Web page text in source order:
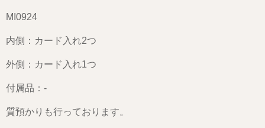
MI0924
内側：カード入れ2つ
外側：カード入れ1つ
付属品：-
質預かりも行っております。